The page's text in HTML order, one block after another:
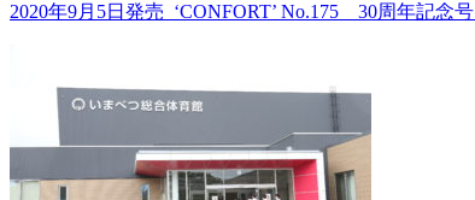
2020年9月5日発売 ‘CONFORT’ No.175 30周年記念